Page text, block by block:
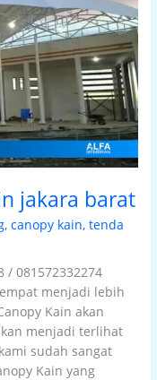
jakara barat
,canopy kain,tenda
/ 081572332274
menjadi lebih
Kain akan
menjadi terlihat
sudah sangat
Kain yang